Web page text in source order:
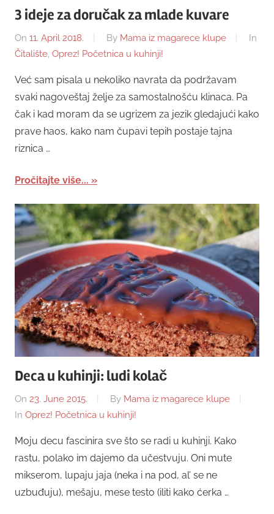
3 ideje za doručak za mlade kuvare
On 11. April 2018. By Mama iz magarece klupe
In
Čitalište, Oprez! Početnica u kuhinji!
Već sam pisala u nekoliko navrata da podržavam
svaki nagoveštaj želje za samostalnošću klinaca. Pa
čak i kad moram da se ugrizem za jezik gledajući kako
prave haos, kako nam čupavi tepih postaje tajna
riznica …
Pročitajte više...
Deca u kuhinji: ludi kolač
On 23. June 2015. By Mama iz magarece klupe
In Oprez! Početnica u kuhinji!
Moju decu fascinira sve što se radi u kuhinji. Kako
rastu, polako im dajemo da učestvuju. Oni mute
mikserom, lupaju jaja (neka i na pod, al’ se ne
uzbuđuju), mešaju, mese testo (iliti kako ćerka …